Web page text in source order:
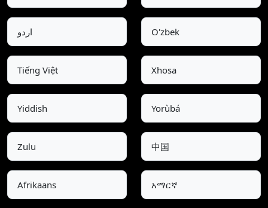
اردو O'zbek
Tiếng Việt Xhosa
Yiddish Yorùbá
Zulu 中国
Afrikaans አማርኛ